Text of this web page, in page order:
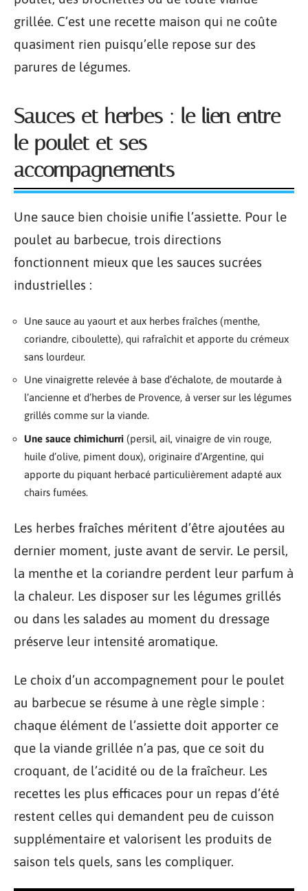
grillée. C’est une recette maison qui ne coûte
quasiment rien puisqu’elle repose sur des
parures de légumes.
Sauces et herbes : le lien entre
le poulet et ses
accompagnements
Une sauce bien choisie unifie l’assiette. Pour le
poulet au barbecue, trois directions
fonctionnent mieux que les sauces sucrées
industrielles :
Une sauce au yaourt et aux herbes fraîches (menthe,
coriandre, ciboulette), qui rafraîchit et apporte du crémeux
sans lourdeur.
Une vinaigrette relevée à base d’échalote, de moutarde à
l’ancienne et d’herbes de Provence, à verser sur les légumes
grillés comme sur la viande.
Une sauce chimichurri (persil, ail, vinaigre de vin rouge,
huile d’olive, piment doux), originaire d’Argentine, qui
apporte du piquant herbacé particulièrement adapté aux
chairs fumées.
Les herbes fraîches méritent d’être ajoutées au
dernier moment, juste avant de servir. Le persil,
la menthe et la coriandre perdent leur parfum à
la chaleur. Les disposer sur les légumes grillés
ou dans les salades au moment du dressage
préserve leur intensité aromatique.
Le choix d’un accompagnement pour le poulet
au barbecue se résume à une règle simple :
chaque élément de l’assiette doit apporter ce
que la viande grillée n’a pas, que ce soit du
croquant, de l’acidité ou de la fraîcheur. Les
recettes les plus efficaces pour un repas d’été
restent celles qui demandent peu de cuisson
supplémentaire et valorisent les produits de
saison tels quels, sans les compliquer.